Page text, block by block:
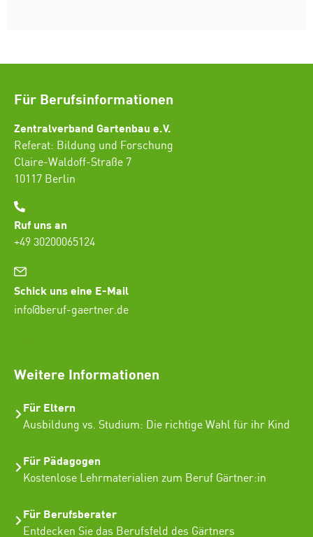
Für Berufsinformationen
Zentralverband Gartenbau e.V.
Referat: Bildung und Forschung
Claire-Waldoff-Straße 7
10117 Berlin
Ruf uns an
+49 30200065124
Schick uns eine E-Mail
info@beruf-gaertner.de
Weitere Informationen
Für Eltern
Ausbildung vs. Studium: Die richtige Wahl für ihr Kind
Für Pädagogen
Kostenlose Lehrmaterialien zum Beruf Gärtner:in
Für Berufsberater
Entdecken Sie das Berufsfeld des Gärtners